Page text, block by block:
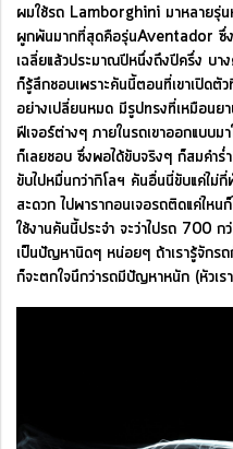
ผมใช้รถ Lamborghini มาหลายรุ่น
ผูกพันมากที่สุดคือรุ่นAventador ซึ่
เฉลี่ยแล้วประมาณปีหนึ่งถึงปีครึ่ง บ
ก็รู้สึกชอบเพราะคันนี้ตอนที่เขาเปิดตั
อย่างเปลี่ยนหมด มีรูปทรงที่เหมือน
ฟีเจอร์ต่างๆ ภายในรถเขาออกแบบม
ก็เลยชอบ ซึ่งพอได้ขับจริงๆ ก็สมคำร่
ขับไปหมื่นกว่ากิโลฯ คันอื่นนี่ขับแค่ไม่กี่
สะดวก ไปพารากอนเจอรถติดแค่ไห
ใช้งานคันนี้ประจำ จะว่าไปรถ 700 ก
เป็นปัญหานิดๆ หน่อยๆ ถ้าเรารู้จักรถ
ก็จะตกใจนึกว่ารถมีปัญหาหนัก (หัวเร